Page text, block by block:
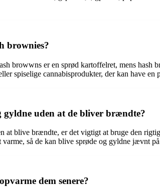
brownies?
browwns er en sprød kartoffelret, mens
spiselige cannabisprodukter, der kan have en
uden at de bliver brændte?
at blive brændte, er det vigtigt at bruge den
så de kan blive sprøde og gyldne jævnt
dem senere?